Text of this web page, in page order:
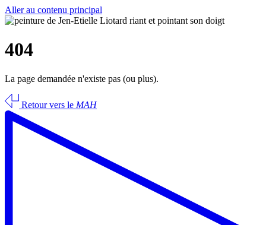
Aller au contenu principal
404
La page demandée n'existe pas (ou plus).
Retour vers le MAH